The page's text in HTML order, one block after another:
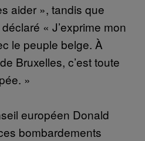
aider », tandis que
« J’exprime mon
le peuple belge. À
Bruxelles, c’est toute
»
européen Donald
bombardements